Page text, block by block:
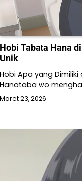
Hobi Tabata Hana
Unik
Hobi Apa yang Dimiliki
Hanataba wo
Maret 23, 2026